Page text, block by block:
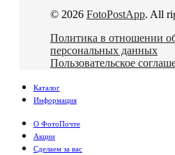
© 2026 FotoPostApp. All
Политика в отношении
персональных данных
Пользовательское
Каталог
Информация
О ФотоПочте
Акции
Сделаем за вас